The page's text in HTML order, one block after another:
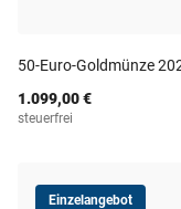
50-Euro-Goldmünze
1.099,00 €
steuerfrei
Einzelangebot